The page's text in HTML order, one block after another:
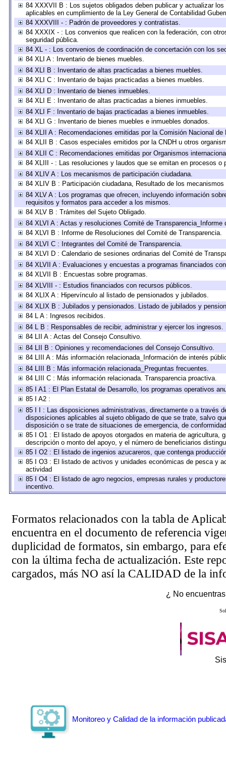
84 XXXVII B : Los sujetos obligados deben publicar y actualizar
aplicables en cumplimiento de la Ley General de Contabilidad
84 XXXVIII - : Padrón de proveedores y contratistas.
84 XXXIX - : Los convenios que realicen con la federación, con
seguridad pública.
84 XL - : Los convenios de coordinación de concertación con los
84 XLI A : Inventario de bienes muebles.
84 XLI B : Inventario de altas practicadas a bienes muebles.
84 XLI C : Inventario de bajas practicadas a bienes muebles.
84 XLI D : Inventario de bienes inmuebles.
84 XLI E : Inventario de altas practicadas a bienes inmuebles.
84 XLI F : Inventario de bajas practicadas a bienes inmuebles.
84 XLI G : Inventario de bienes muebles e inmuebles donados.
84 XLII A : Recomendaciones emitidas por la Comisión Nacional de
84 XLII B : Casos especiales emitidos por la CNDH u otros
84 XLII C : Recomendaciones emitidas por Organismos
84 XLIII - : Las resoluciones y laudos que se emitan en procesos o
84 XLIV A : Los mecanismos de participación ciudadana.
84 XLIV B : Participación ciudadana, Resultado de los
84 XLV A : Los programas que ofrecen, incluyendo información
requisitos y formatos para acceder a los mismos.
84 XLV B : Trámites del Sujeto Obligado.
84 XLVI A : Actas y resoluciones Comité de
84 XLVI B : Informe de Resoluciones del Comité de Transparencia.
84 XLVI C : Integrantes del Comité de Transparencia.
84 XLVI D : Calendario de sesiones ordinarias del Comité de
84 XLVII A : Evaluaciones y encuestas a programas financiados
84 XLVII B : Encuestas sobre programas.
84 XLVIII - : Estudios financiados con recursos públicos.
84 XLIX A : Hipervínculo al listado de pensionados y jubilados.
84 XLIX B : Jubilados y pensionados. Listado de jubilados y
84 L A : Ingresos recibidos.
84 L B : Responsables de recibir, administrar y ejercer los ingresos.
84 LII A : Actas del Consejo Consultivo.
84 LII B : Opiniones y recomendaciones del Consejo Consultivo.
84 LIII A : Más información relacionada_Información de interés
84 LIII B : Más información relacionada_Preguntas frecuentes.
84 LIII C : Más información relacionada. Transparencia proactiva.
85 I A1 : El Plan Estatal de Desarrollo, los programas operativos
85 I A2 :
85 I I : Las disposiciones administrativas, directamente o a través
disposiciones aplicables al sujeto obligado de que se trate, salvo
disposición o se trate de situaciones de emergencia, de
85 I O1 : El listado de apoyos otorgados en materia de agricultura,
descripción o monto del apoyo, y el número de beneficiarios
85 I O2 : El listado de ingenios azucareros, que contenga
85 I O3 : El listado de activos y unidades económicas de pesca y
actividad
85 I O4 : El listado de agro negocios, empresas rurales y
incentivo.
Formatos relacionados con la tabla de
encuentra en el documento de referencia
duplicidad de formatos, sin embargo, para
con la última fecha de actualización. Este
cargados, más NO así la CALIDAD de la
¿ No
Monitoreo y Calidad de la información